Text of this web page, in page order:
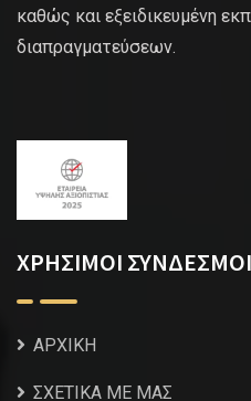
καθώς και εξειδικευμένη
διαπραγματεύσεων.
ΧΡΗΣΙΜΟΙ ΣΥΝΔΕΣΜΟΙ
ΑΡΧΙΚΗ
ΣΧΕΤΙΚΑ ΜΕ ΜΑΣ